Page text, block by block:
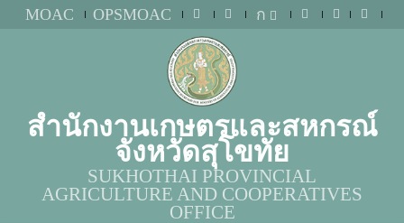
MOAC OPSMOAC ก
สำนักงานเกษตรและสหกรณ์
จังหวัดสุโขทัย
SUKHOTHAI PROVINCIAL
AGRICULTURE AND COOPERATIVES
OFFICE